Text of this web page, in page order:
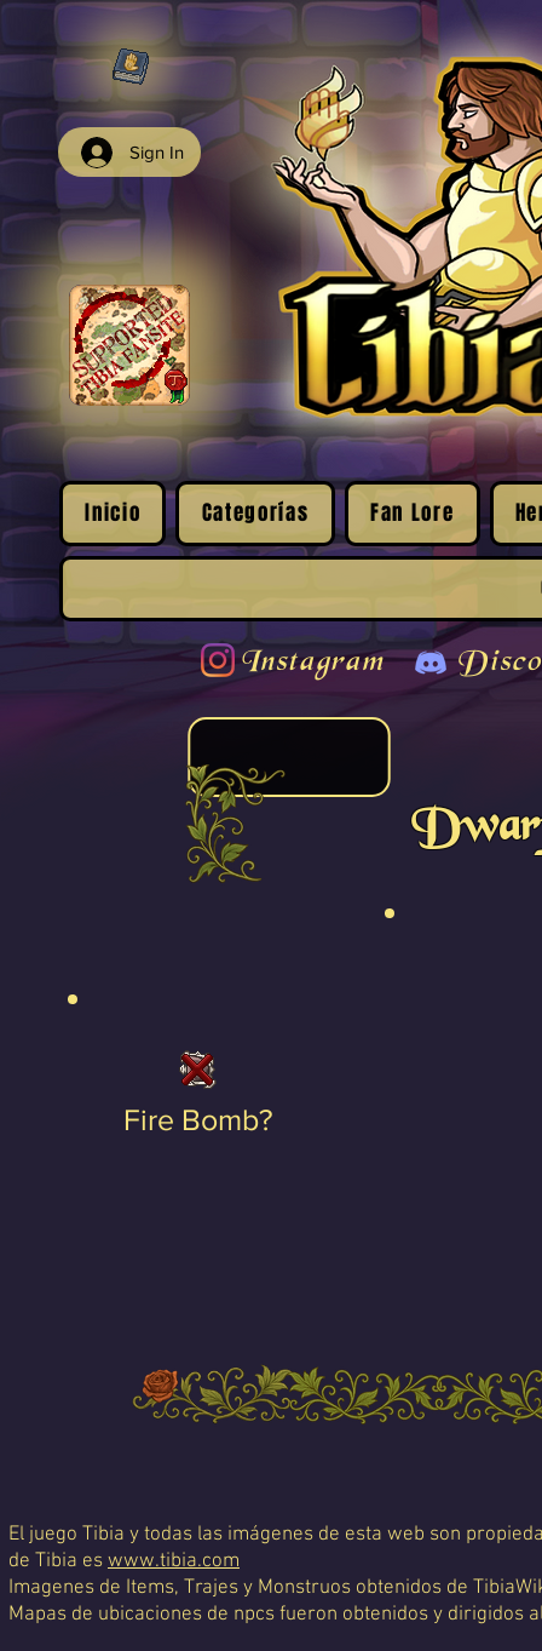
Sign In
Inicio Categorías Fan Lore
Instagram
Fire Bomb?
El juego Tibia y todas las imágenes de esta web son
de Tibia es www.tibia.com
Imagenes de Items, Trajes y Monstruos obtenidos de
Mapas de ubicaciones de npcs fueron obtenidos y dirigidos